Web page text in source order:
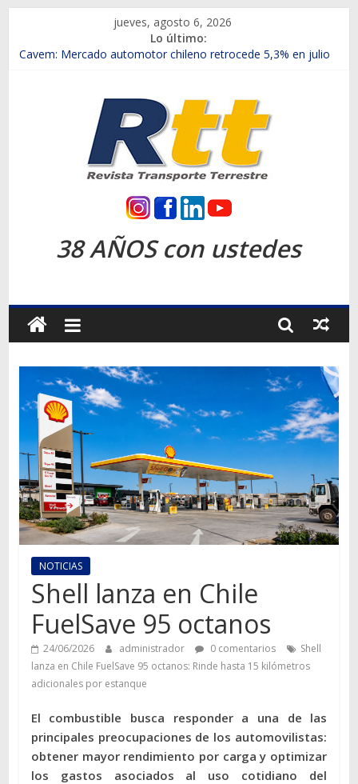
contenido
jueves, agosto 6, 2026
Lo último:
Chile es el primer mercado internacional en lanzar la nueva
Salfa suma vehículos electrificados de Chevrolet en el Biobío
Samex amplía su red con nuevas sucursales en Rancagua y
SINOTRUK Pick-ups presentó la recién estrenada Bolden en
la Expo Compras Públicas 2026
Revista
Transporte
Terrestre
camiones,
motos,
información
del
mundo
del
transporte
38 AÑOS con ustedes
NOTICIAS
Shell lanza en Chile
FuelSave 95 octanos
24/06/2026 administrador 0 comentarios
Shell
lanza en Chile FuelSave 95 octanos: Rinde hasta 15 kilómetros
adicionales por estanque
El combustible busca responder a una de las
principales preocupaciones de los automovilistas:
obtener mayor rendimiento por carga y optimizar
los gastos asociados al uso cotidiano del